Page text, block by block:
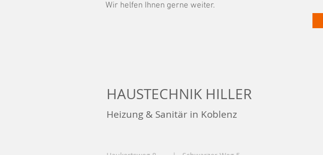
Wir helfen Ihnen gerne weiter.
HAUSTECHNIK HILLER
Heizung & Sanitär in Koblenz